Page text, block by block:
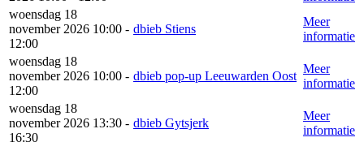
woensdag 18
november 2026 10:00 -
12:00
dbieb Stiens
Meer
informatie
woensdag 18
november 2026 10:00 -
12:00
dbieb pop-up Leeuwarden Oost
Meer
informatie
woensdag 18
november 2026 13:30 -
16:30
dbieb Gytsjerk
Meer
informatie